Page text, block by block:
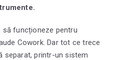
să funcționeze pentru
Cowork. Dar tot ce trece
separat, printr-un sistem